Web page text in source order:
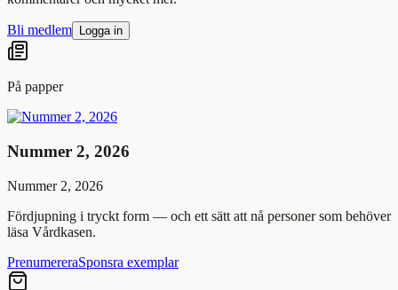
Bli medlem Logga in
På papper
Nummer 2, 2026
Nummer 2, 2026
Fördjupning i tryckt form — och ett sätt att nå personer som behöver
läsa Vårdkasen.
PrenumereraSponsra exemplar